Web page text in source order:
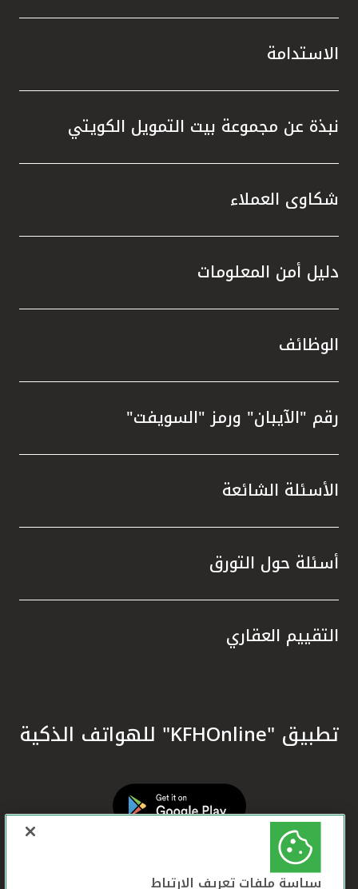
الاستدامة
نبذة عن مجموعة بيت التمويل الكويتي
شكاوى العملاء
دليل أمن المعلومات
الوظائف
رقم "الآيبان" ورمز "السويفت"
الأسئلة الشائعة
أسئلة حول التورق
التقييم العقاري
تطبيق "KFHOnline" للهواتف الذكية
سياسة ملفات تعريف الارتباط